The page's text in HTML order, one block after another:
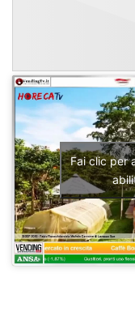
Fai clic per